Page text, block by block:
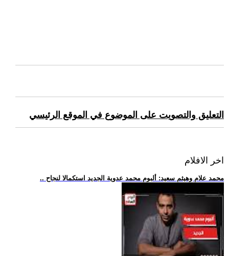
التعليق والتصويت على الموضوع في الموقع الرئيسي
اخر الافلام
.. محمد علام وهيثم سعيد: ألبوم محمد عدوية الجديد استكمالا لنجاح